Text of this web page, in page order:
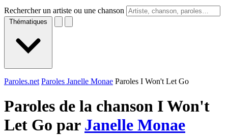
Rechercher un artiste ou une chanson
Thématiques
Paroles.net Paroles Janelle Monae Paroles I Won't Let Go
Paroles de la chanson I Won't
Let Go par Janelle Monae